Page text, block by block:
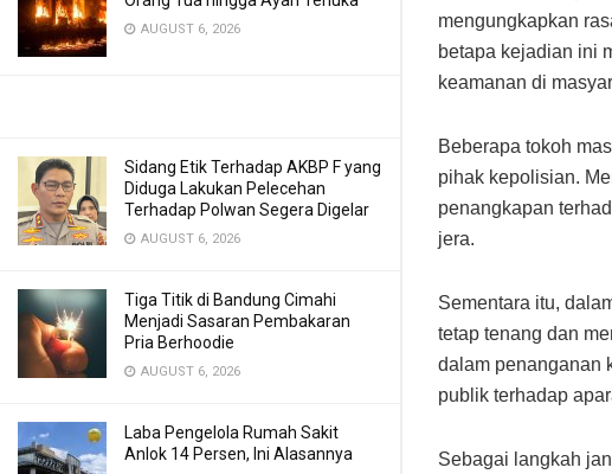
AUGUST 6, 2026
Sidang Etik Terhadap AKBP F yang
Diduga Lakukan Pelecehan
Terhadap Polwan Segera Digelar
AUGUST 6, 2026
Tiga Titik di Bandung Cimahi
Menjadi Sasaran Pembakaran
Pria Berhoodie
AUGUST 6, 2026
Laba Pengelola Rumah Sakit
Anlok 14 Persen, Ini Alasannya
mengungkapkan
betapa kejadian ini
keamanan di
Beberapa tokoh
pihak kepolisian.
penangkapan
jera.
Sementara itu,
tetap tenang dan
dalam penanganan
publik terhadap
Sebagai langkah